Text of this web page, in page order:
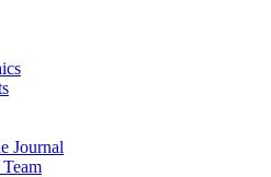
Journal